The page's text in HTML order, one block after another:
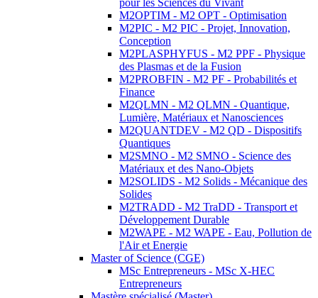
pour les Sciences du Vivant
M2OPTIM - M2 OPT - Optimisation
M2PIC - M2 PIC - Projet, Innovation,
Conception
M2PLASPHYFUS - M2 PPF - Physique
des Plasmas et de la Fusion
M2PROBFIN - M2 PF - Probabilités et
Finance
M2QLMN - M2 QLMN - Quantique,
Lumière, Matériaux et Nanosciences
M2QUANTDEV - M2 QD - Dispositifs
Quantiques
M2SMNO - M2 SMNO - Science des
Matériaux et des Nano-Objets
M2SOLIDS - M2 Solids - Mécanique des
Solides
M2TRADD - M2 TraDD - Transport et
Développement Durable
M2WAPE - M2 WAPE - Eau, Pollution de
l'Air et Energie
Master of Science (CGE)
MSc Entrepreneurs - MSc X-HEC
Entrepreneurs